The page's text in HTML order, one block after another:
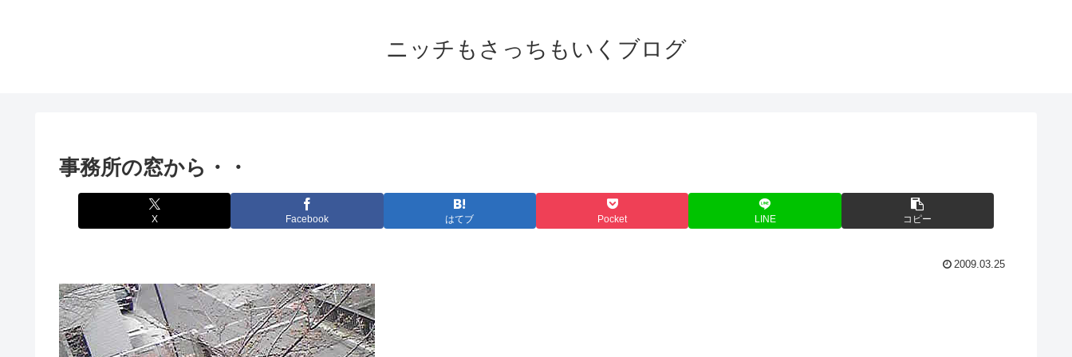
ニッチもさっちもいくブログ
事務所の窓から・・
X Facebook はてブ Pocket LINE コピー
2009.03.25